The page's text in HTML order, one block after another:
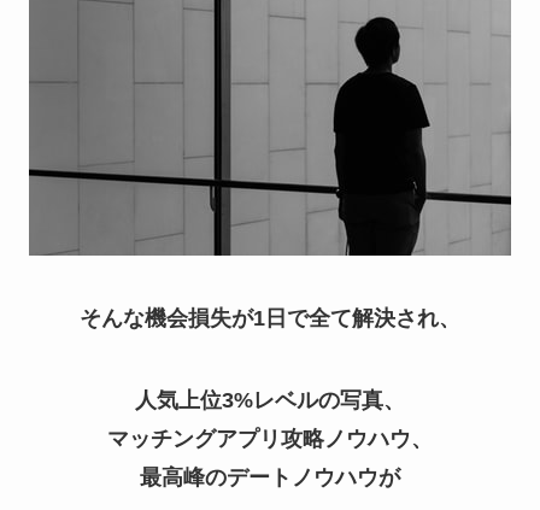
そんな機会損失が1日で全て解決され、
人気上位3%レベルの写真、
マッチングアプリ攻略ノウハウ、
最高峰のデートノウハウが